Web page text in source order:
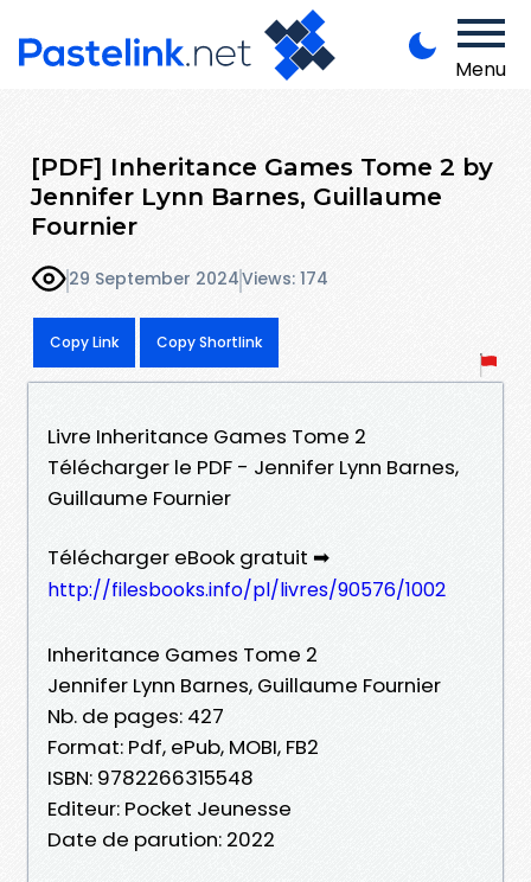
Menu
[PDF] Inheritance Games Tome 2 by
Jennifer Lynn Barnes, Guillaume
Fournier
29 September 2024Views: 174
Copy Link Copy Shortlink
Livre Inheritance Games Tome 2
Télécharger le PDF - Jennifer Lynn Barnes,
Guillaume Fournier
Télécharger eBook gratuit ➡
http://filesbooks.info/pl/livres/90576/1002
Inheritance Games Tome 2
Jennifer Lynn Barnes, Guillaume Fournier
Nb. de pages: 427
Format: Pdf, ePub, MOBI, FB2
ISBN: 9782266315548
Editeur: Pocket Jeunesse
Date de parution: 2022